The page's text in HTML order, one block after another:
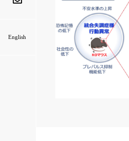
English